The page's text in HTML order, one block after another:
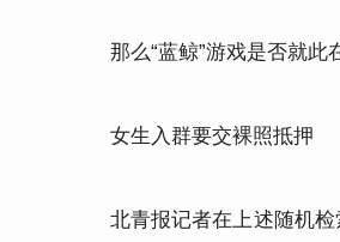
那么“蓝鲸”游戏是否就此
女生入群要交裸照抵押
北青报记者在上述随机